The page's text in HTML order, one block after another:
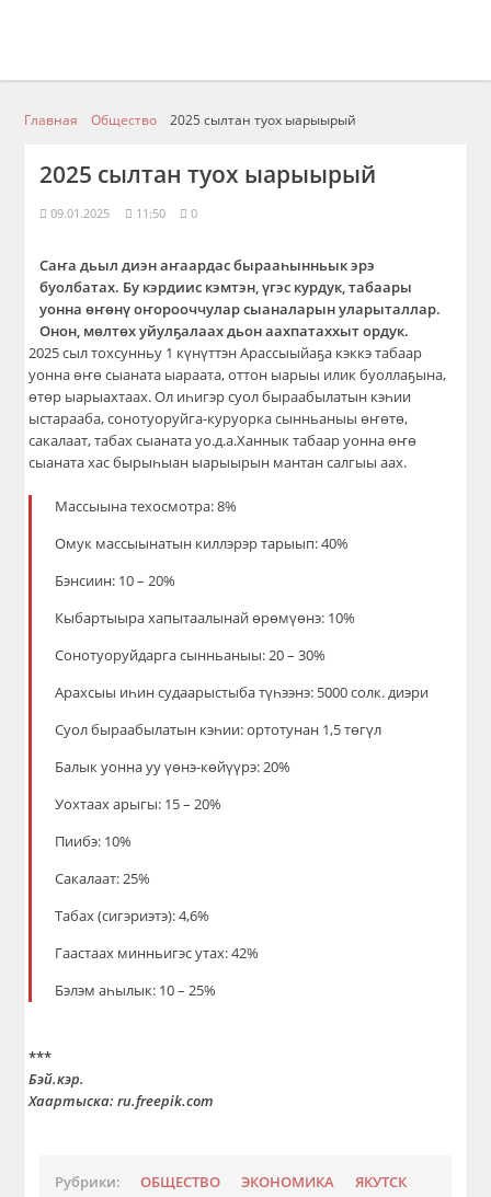
Главная Общество 2025 сылтан туох ыарыырый
2025 сылтан туох ыарыырый
09.01.2025 11:50 0
Саҥа дьыл диэн аҥаардас бырааһынньык эрэ
буолбатах. Бу кэрдиис кэмтэн, үгэс курдук, табаары
уонна өҥөнү оҥорооччулар сыаналарын уларыталлар.
Онон, мөлтөх уйулҕалаах дьон аахпатаххыт ордук.
2025 сыл тохсунньу 1 күнүттэн Арассыыйаҕа кэккэ табаар
уонна өҥө сыаната ыараата, оттон ыарыы илик буоллаҕына,
өтөр ыарыахтаах. Ол иһигэр суол быраабылатын кэһии
ыстарааба, сонотуоруйга-куруорка сынньаныы өҥөтө,
сакалаат, табах сыаната уо.д.а.Ханнык табаар уонна өҥө
сыаната хас бырыһыан ыарыырын мантан салгыы аах.
Массыына техосмотра: 8%
Омук массыынатын киллэрэр тарыып: 40%
Бэнсиин: 10 – 20%
Кыбартыыра хапытаалынай өрөмүөнэ: 10%
Сонотуоруйдарга сынньаныы: 20 – 30%
Арахсыы иһин судаарыстыба түһээнэ: 5000 солк. диэри
Суол быраабылатын кэһии: ортотунан 1,5 төгүл
Балык уонна уу үөнэ-көйүүрэ: 20%
Уохтаах арыгы: 15 – 20%
Пиибэ: 10%
Сакалаат: 25%
Табах (сигэриэтэ): 4,6%
Гаастаах минньигэс утах: 42%
Бэлэм аһылык: 10 – 25%
***
Бэй.кэр.
Хаартыска: ru.freepik.com
Рубрики: ОБЩЕСТВО ЭКОНОМИКА ЯКУТСК